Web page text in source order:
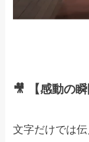
🎥 【感動の
文字だけでは